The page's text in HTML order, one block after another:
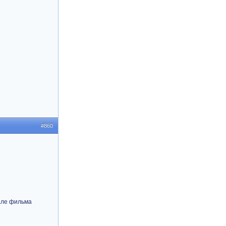
#860
фильма